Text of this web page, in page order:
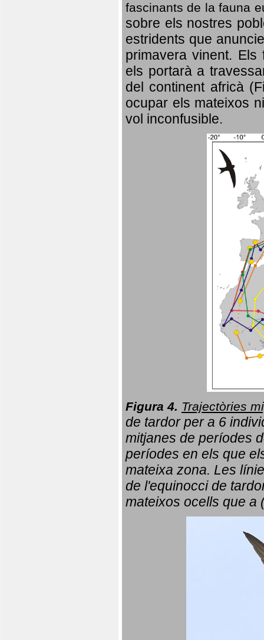
fascinants de la fauna
sobre els nostres
estridents que
primavera vinent. Els
els portarà a
del continent africà
ocupar els mateixos
vol inconfusible.
Figura 4. Trajectòries
de tardor per a 6
mitjanes de períodes
períodes en els que
mateixa zona. Les
de l'equinocci de
mateixos ocells que a